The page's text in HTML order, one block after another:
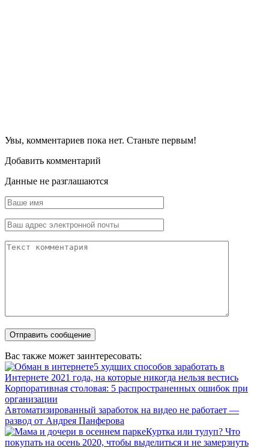
Увы, комментариев пока нет. Станьте первым!
Добавить комментарий
Данные не разглашаются
Вас также может заинтересовать:
5 худших способов заработать в
Интернете 2021 года, на которые никогда нельзя вестись
Корпоративная столовая: 5 распространенных ошибок при
организации
Автоматизированный заработок на видео не работает —
развод от Андрея Панферова
Куртка или тулуп? Что
покупать на осень 2020, чтобы выделиться и не замерзнуть